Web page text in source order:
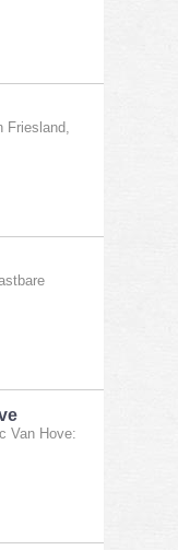
Friesland,
Van Hove: